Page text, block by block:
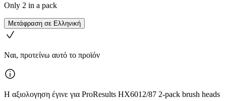
Only 2 in a pack
Μετάφραση σε Ελληνική
Ναι, προτείνω αυτό το προϊόν
Η αξιολογηση έγινε για ProResults HX6012/87 2-pack brush heads